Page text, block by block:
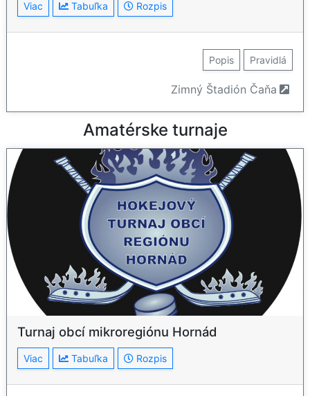
Viac Tabuľka Rozpis
Popis Pravidlá
Zimný Štadión Čaňa
Amatérske turnaje
Turnaj obcí mikroregiónu Hornád
Viac Tabuľka Rozpis